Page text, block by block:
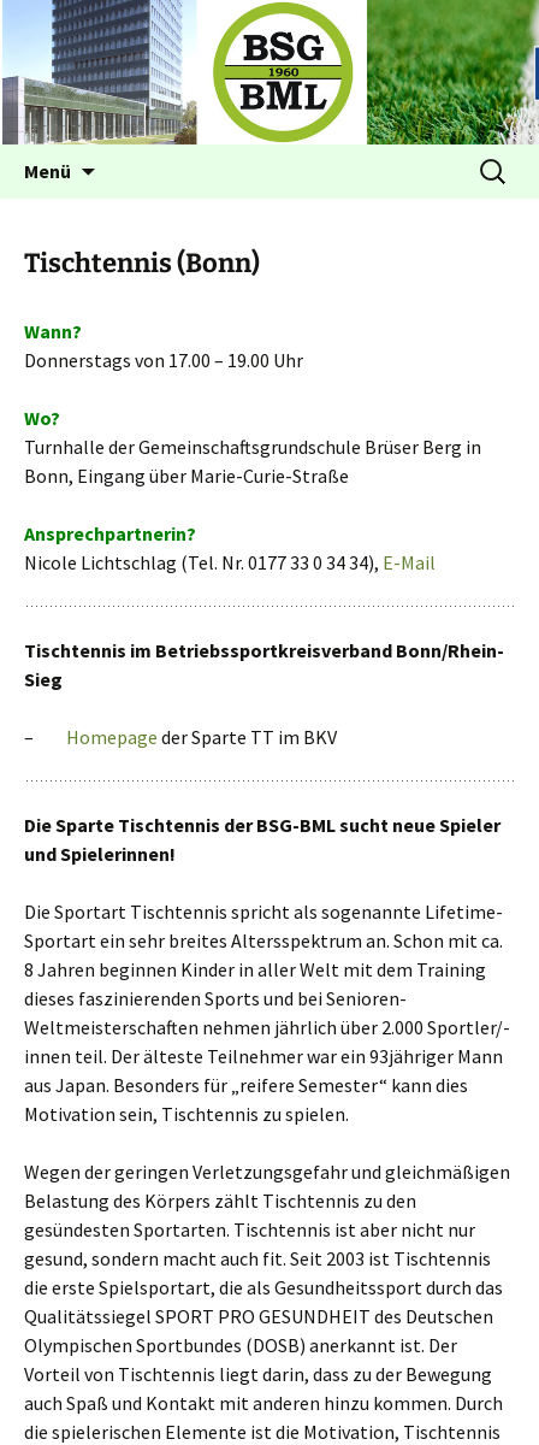
BSG im BML Bonn
Betriebssportgemeinschaft BML
Menü
Suchen
nach:
Tischtennis (Bonn)
Wann?
Donnerstags von 17.00 – 19.00 Uhr
Wo?
Turnhalle der Gemeinschaftsgrundschule Brüser Berg in
Bonn, Eingang über Marie-Curie-Straße
Ansprechpartnerin?
Nicole Lichtschlag (Tel. Nr. 0177 33 0 34 34), E-Mail
Tischtennis im Betriebssportkreisverband Bonn/Rhein-
Sieg
– Homepage der Sparte TT im BKV
Die Sparte Tischtennis der BSG-BML sucht neue Spieler
und Spielerinnen!
Die Sportart Tischtennis spricht als sogenannte Lifetime-
Sportart ein sehr breites Altersspektrum an. Schon mit ca.
8 Jahren beginnen Kinder in aller Welt mit dem Training
dieses faszinierenden Sports und bei Senioren-
Weltmeister­schaften nehmen jährlich über 2.000 Sportler/-
innen teil. Der älteste Teil­nehmer war ein 93jähriger Mann
aus Japan. Besonders für „reifere Semester“ kann dies
Motivation sein, Tischtennis zu spielen.
Wegen der geringen Verletzungsgefahr und gleichmäßigen
Belastung des Körpers zählt Tischtennis zu den
gesündesten Sportarten. Tischtennis ist aber nicht nur
gesund, sondern macht auch fit. Seit 2003 ist Tischtennis
die erste Spielsportart, die als Gesundheitssport durch das
Qualitätssiegel SPORT PRO GESUNDHEIT des Deutschen
Olympischen Sportbundes (DOSB) anerkannt ist. Der
Vorteil von Tischtennis liegt darin, dass zu der Bewegung
auch Spaß und Kontakt mit anderen hinzu kommen. Durch
die spielerischen Elemente ist die Motivation, Tischtennis